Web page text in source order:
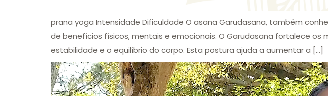
prana yoga Intensidade Dificuldade O asana Garudasana, também
de benefícios físicos, mentais e emocionais. O Garudasana fortalece os
estabilidade e o equilíbrio do corpo. Esta postura ajuda a aumentar a […]